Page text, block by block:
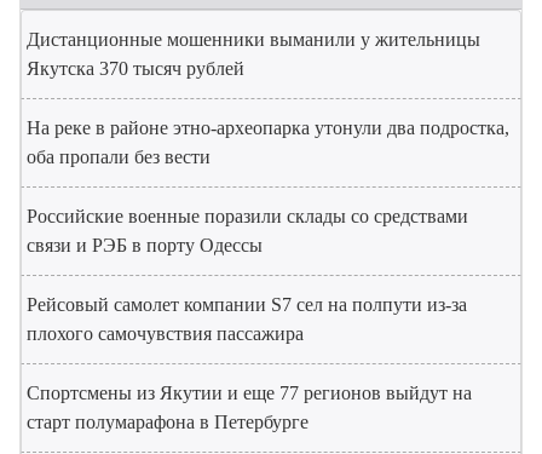
Дистанционные мошенники выманили у жительницы
Якутска 370 тысяч рублей
На реке в районе этно-археопарка утонули два подростка,
оба пропали без вести
Российские военные поразили склады со средствами
связи и РЭБ в порту Одессы
Рейсовый самолет компании S7 сел на полпути из-за
плохого самочувствия пассажира
Спортсмены из Якутии и еще 77 регионов выйдут на
старт полумарафона в Петербурге